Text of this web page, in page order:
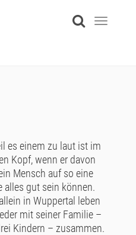
Toggle
es einem zu laut ist im
Kopf, wenn er davon
Mensch auf so eine
alles gut sein können.
in Wuppertal leben
mit seiner Familie –
Kindern – zusammen.